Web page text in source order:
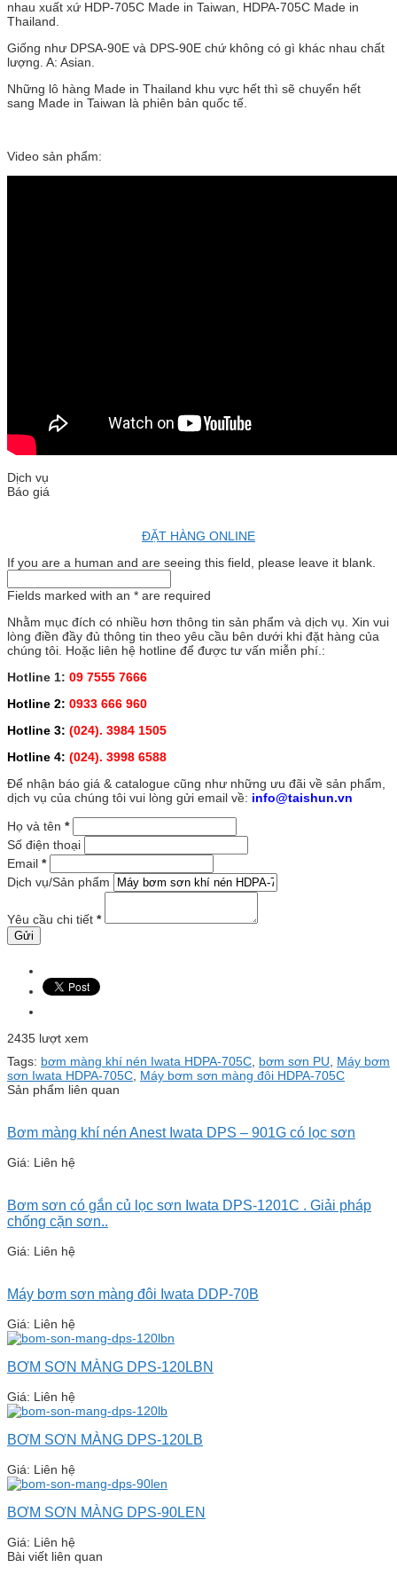
nhau xuất xứ HDP-705C Made in Taiwan, HDPA-705C Made in
Thailand.
Giống như DPSA-90E và DPS-90E chứ không có gì khác nhau chất
lượng. A: Asian.
Những lô hàng Made in Thailand khu vực hết thì sẽ chuyển hết
sang Made in Taiwan là phiên bản quốc tế.
Video sản phẩm:
Dịch vụ
Báo giá
ĐẶT HÀNG ONLINE
If you are a human and are seeing this field, please leave it blank.
Fields marked with an * are required
Nhằm mục đích có nhiều hơn thông tin sản phẩm và dịch vụ. Xin vui
lòng điền đầy đủ thông tin theo yêu cầu bên dưới khi đặt hàng của
chúng tôi. Hoặc liên hệ hotline để được tư vấn miễn phí.:
Hotline 1: 09 7555 7666
Hotline 2: 0933 666 960
Hotline 3: (024). 3984 1505
Hotline 4: (024). 3998 6588
Để nhận báo giá & catalogue cũng như những ưu đãi về sản phẩm,
dịch vụ của chúng tôi vui lòng gửi email về: info@taishun.vn
Họ và tên *
Số điện thoại
Email *
Dịch vụ/Sản phẩm
Yêu cầu chi tiết *
2435 lượt xem
Tags: bơm màng khí nén Iwata HDPA-705C bơm sơn PU
Máy bơm
sơn Iwata HDPA-705C Máy bơm sơn màng đôi HDPA-705C
Sản phẩm liên quan
Bơm màng khí nén Anest Iwata DPS – 901G có lọc sơn
Giá: Liên hệ
Bơm sơn có gắn củ lọc sơn Iwata DPS-1201C . Giải pháp
chống cặn sơn..
Giá: Liên hệ
Máy bơm sơn màng đôi Iwata DDP-70B
Giá: Liên hệ
BƠM SƠN MÀNG DPS-120LBN
Giá: Liên hệ
BƠM SƠN MÀNG DPS-120LB
Giá: Liên hệ
BƠM SƠN MÀNG DPS-90LEN
Giá: Liên hệ
Bài viết liên quan